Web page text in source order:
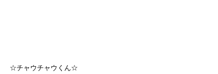
☆チャウチャウくん☆